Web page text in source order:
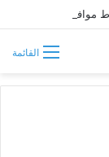
القائمة